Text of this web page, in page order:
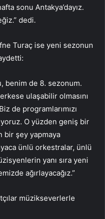
sonu Antakya’dayız.
dedi.
Turaç ise yeni sezonun
benim de 8. sezonum.
ulaşabilir olmasını
de programlarımızı
O yüzden geniş bir
bir şey yapmaya
ünlü orkestralar, ünlü
yanı sıra yeni
ağırlayacağız.”
müzikseverlerle